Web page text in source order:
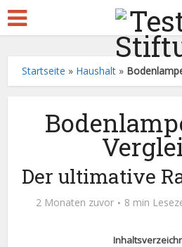
Startseite » Haushalt »
Der ultimative
2 Monaten zuvor 8 min